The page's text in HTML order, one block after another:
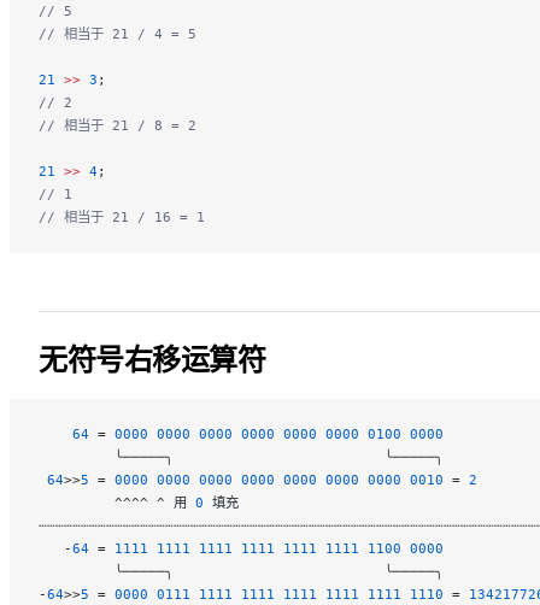
// 5
// 相当于 21 / 4 = 5
21 >> 3 ;
// 2
// 相当于 21 / 8 = 2
21 >> 4;
// 1
// 相当于 21 / 16 = 1
无符号右移运算符
    64
= 0000 0000 0000 0000 0000 0000 0100 0000
         ╰─────╮                         ╰─────╮
64>>5 = 0000 0000 0000 0000 0000 0000 0000 0010 = 2
         ^^^^ ^ 用
0 填充
   -
64 = 1111 1111 1111 1111 1111 1111 1100 0000
         ╰─────╮                         ╰─────╮
-64>>5 = 0000 0111 1111 1111 1111 1111 1111 1110 =